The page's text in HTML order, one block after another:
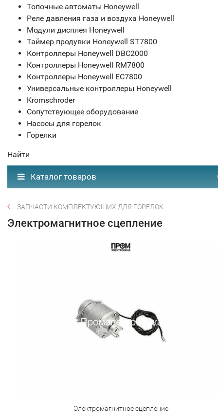
Топочные автоматы Honeywell
Реле давления газа и воздуха Honeywell
Модули дисплея Honeywell
Таймер продувки Honeywell ST7800
Контроллеры Honeywell DBC2000
Контроллеры Honeywell RM7800
Контроллеры Honeywell EC7800
Универсальные контроллеры Honeywell
Kromschroder
Сопутствующее оборудование
Насосы для горелок
Горелки
Найти
Каталог товаров
ЗАПЧАСТИ КОМПЛЕКТУЮЩИХ ДЛЯ ГОРЕЛОК
Электромагнитное сцепление
Электромагнитное сцепление